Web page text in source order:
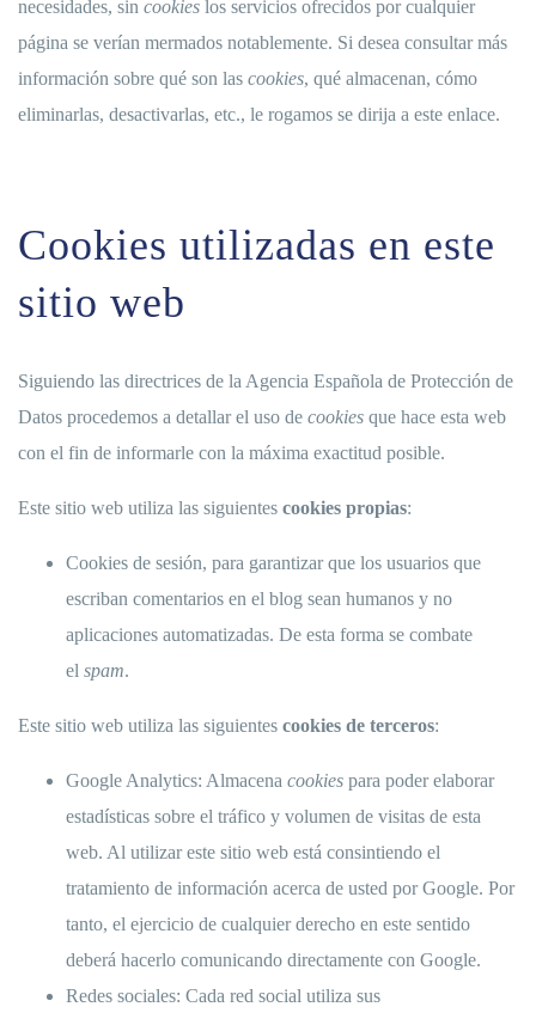
necesidades, sin cookies los servicios ofrecidos por cualquier
página se verían mermados notablemente. Si desea consultar más
información sobre qué son las cookies, qué almacenan, cómo
eliminarlas, desactivarlas, etc., le rogamos se dirija a este enlace.
Cookies utilizadas en este
sitio web
Siguiendo las directrices de la Agencia Española de Protección de
Datos procedemos a detallar el uso de cookies que hace esta web
con el fin de informarle con la máxima exactitud posible.
Este sitio web utiliza las siguientes cookies propias:
Cookies de sesión, para garantizar que los usuarios que
escriban comentarios en el blog sean humanos y no
aplicaciones automatizadas. De esta forma se combate
el spam.
Este sitio web utiliza las siguientes cookies de terceros:
Google Analytics: Almacena cookies para poder elaborar
estadísticas sobre el tráfico y volumen de visitas de esta
web. Al utilizar este sitio web está consintiendo el
tratamiento de información acerca de usted por Google. Por
tanto, el ejercicio de cualquier derecho en este sentido
deberá hacerlo comunicando directamente con Google.
Redes sociales: Cada red social utiliza sus